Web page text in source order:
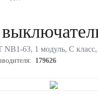
63, 1 модуль, C
179626